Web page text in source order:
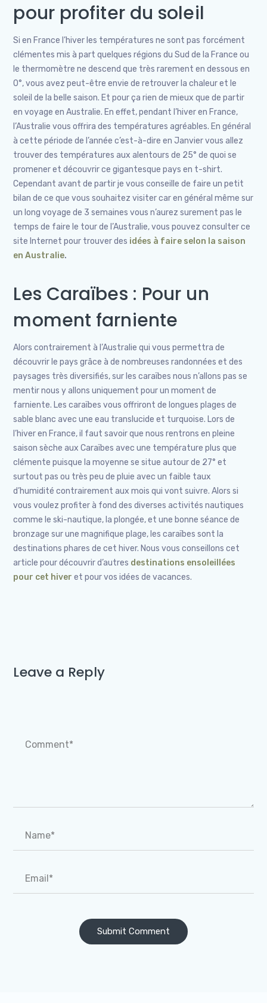
pour profiter du soleil
Si en France l’hiver les températures ne sont pas forcément
clémentes mis à part quelques régions du Sud de la France ou
le thermomètre ne descend que très rarement en dessous en
0°, vous avez peut-être envie de retrouver la chaleur et le
soleil de la belle saison. Et pour ça rien de mieux que de partir
en voyage en Australie. En effet, pendant l’hiver en France,
l’Australie vous offrira des températures agréables. En général
à cette période de l’année c’est-à-dire en Janvier vous allez
trouver des températures aux alentours de 25° de quoi se
promener et découvrir ce gigantesque pays en t-shirt.
Cependant avant de partir je vous conseille de faire un petit
bilan de ce que vous souhaitez visiter car en général même sur
un long voyage de 3 semaines vous n’aurez surement pas le
temps de faire le tour de l’Australie, vous pouvez consulter ce
site Internet pour trouver des idées à faire selon la saison
en Australie.
Les Caraïbes : Pour un
moment farniente
Alors contrairement à l’Australie qui vous permettra de
découvrir le pays grâce à de nombreuses randonnées et des
paysages très diversifiés, sur les caraïbes nous n’allons pas se
mentir nous y allons uniquement pour un moment de
farniente. Les caraïbes vous offriront de longues plages de
sable blanc avec une eau translucide et turquoise. Lors de
l’hiver en France, il faut savoir que nous rentrons en pleine
saison sèche aux Caraïbes avec une température plus que
clémente puisque la moyenne se situe autour de 27° et
surtout pas ou très peu de pluie avec un faible taux
d’humidité contrairement aux mois qui vont suivre. Alors si
vous voulez profiter à fond des diverses activités nautiques
comme le ski-nautique, la plongée, et une bonne séance de
bronzage sur une magnifique plage, les caraïbes sont la
destinations phares de cet hiver. Nous vous conseillons cet
article pour découvrir d’autres destinations ensoleillées
pour cet hiver et pour vos idées de vacances.
Leave a Reply